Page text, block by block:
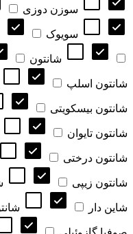
سوزن دوزی
سویوک
شانتون
شانتون اسلپ
شانتون بیسکویتی
شانتون تایوان
شانتون درختی
شانتون زیپی
شاین دار